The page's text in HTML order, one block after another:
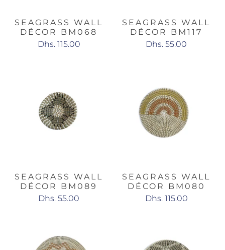
SEAGRASS WALL
DÉCOR BM068
Dhs. 115.00
SEAGRASS WALL
DÉCOR BM117
Dhs. 55.00
SEAGRASS WALL
DÉCOR BM089
Dhs. 55.00
SEAGRASS WALL
DÉCOR BM080
Dhs. 115.00